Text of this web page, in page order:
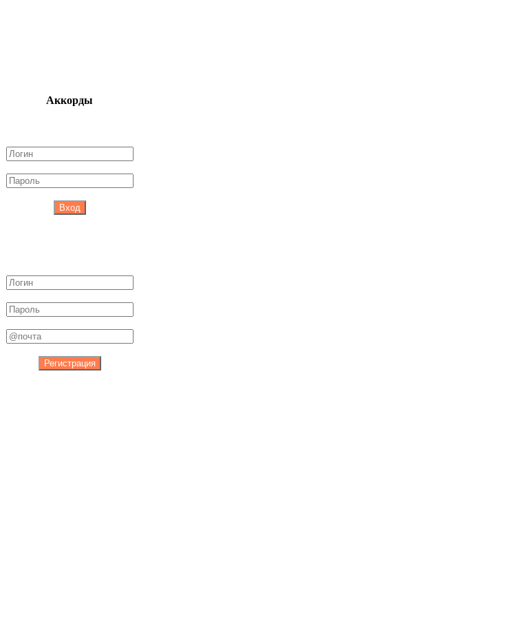
Аккорды